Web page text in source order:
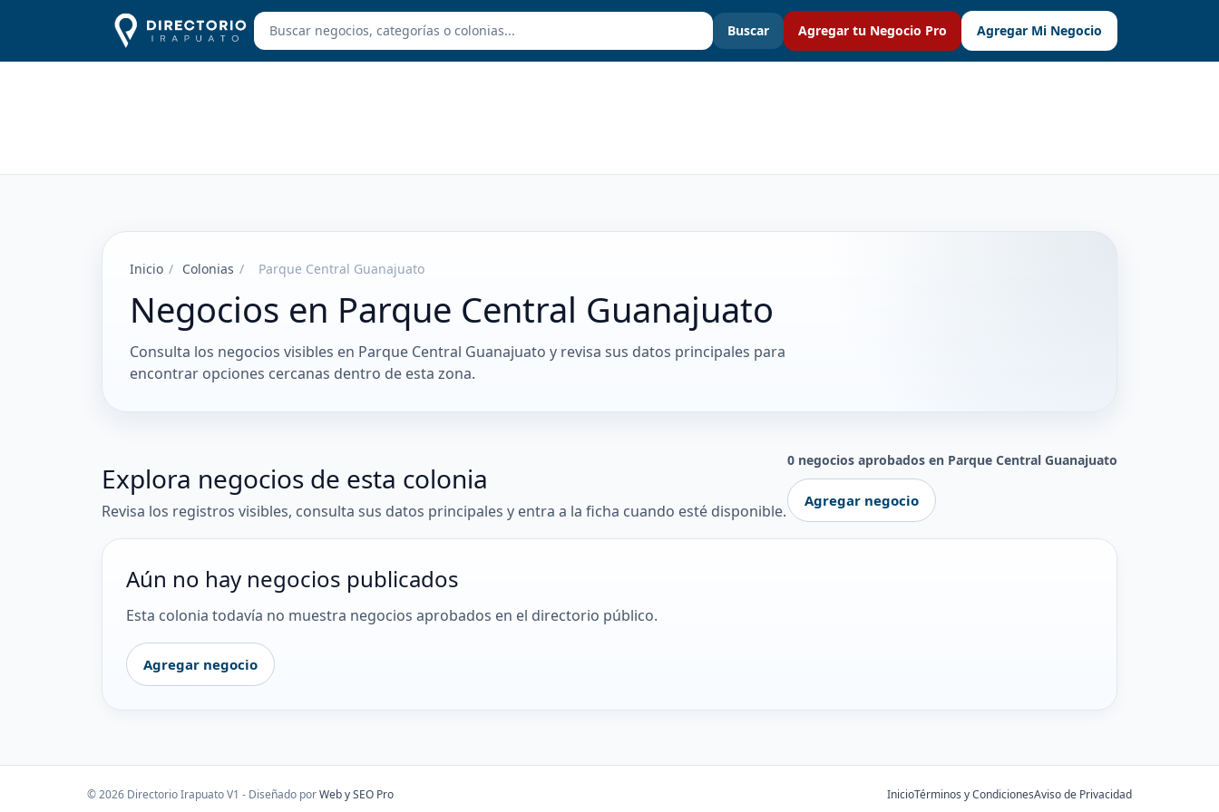
Buscar Agregar tu Negocio Pro Agregar Mi Negocio
Inicio / Colonias / Parque Central Guanajuato
Negocios en Parque Central Guanajuato
Consulta los negocios visibles en Parque Central Guanajuato y revisa sus datos principales para
encontrar opciones cercanas dentro de esta zona.
Explora negocios de esta colonia
Revisa los registros visibles, consulta sus datos principales y entra a la ficha cuando esté disponible.
0 negocios aprobados en Parque Central Guanajuato
Agregar negocio
Aún no hay negocios publicados
Esta colonia todavía no muestra negocios aprobados en el directorio público.
Agregar negocio
© 2026 Directorio Irapuato V1 - Diseñado porWeb y SEO Pro InicioTérminos y CondicionesAviso de Privacidad